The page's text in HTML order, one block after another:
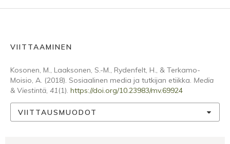
VIITTAAMINEN
Kosonen, M., Laaksonen, S.-M., Rydenfelt, H., & Terkamo-
Moisio, A. (2018). Sosiaalinen media ja tutkijan etiikka. Media
& Viestintä, 41(1). https://doi.org/10.23983/mv.69924
VIITTAUSMUODOT